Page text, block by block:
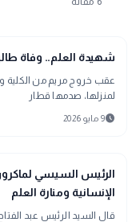
gavel
حوادث ومحاكم
شهيدة العلم.. وفاة
عقب خروج مريم من الكلية
لمنزلها، صدمها قطار
schedule9 مايو 2026
bolt
عاجل
الرئيس السيسي
الإنسانية ومنارة العلم
قال السيد الرئيس عبد